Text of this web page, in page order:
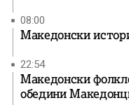
08:00
Македонски
22:54
Македонски
обедини